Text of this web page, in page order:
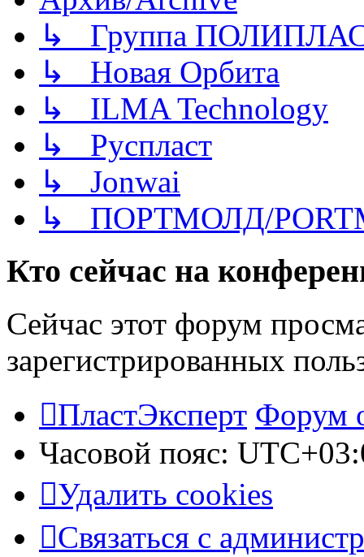
↳ Группа
↳ Новая Орбита
↳ ILMA Technology
↳ Руспласт
↳ Jonwai
↳ ПОРТМОЛД/
Кто сейчас на
Сейчас этот форум
зарегистрированных
ПластЭксперт Форум
Часовой пояс:
Удалить cookies
Связаться с